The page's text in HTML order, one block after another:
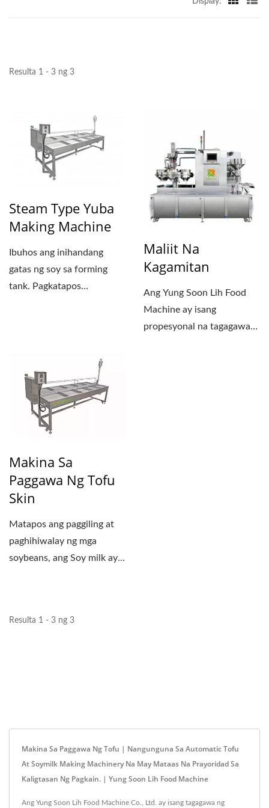
Resulta 1 - 3 ng 3
Steam Type Yuba
Making Machine
Ibuhos ang inihandang
gatas ng soy sa forming
tank. Pagkatapos
Maliit Na
Kagamitan
Ang Yung Soon Lih Food
Machine ay isang
propesyonal na tagagawa
Makina Sa
Paggawa Ng Tofu
Skin
Matapos ang paggiling at
paghihiwalay ng mga
soybeans, ang Soy milk ay
Resulta 1 - 3 ng 3
Makina Sa Paggawa Ng Tofu | Nangunguna Sa Automatic Tofu
At Soymilk Making Machinery Na May Mataas Na Prayoridad Sa
Kaligtasan Ng Pagkain. | Yung Soon Lih Food Machine
Ang Yung Soon Lih Food Machine Co., Ltd. ay isang tagagawa ng